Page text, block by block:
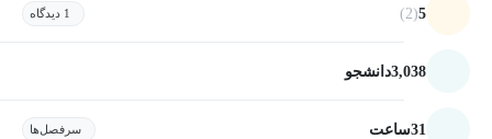
5
(2) 1 دیدگاه
3,038دانشجو
31ساعت سرفصل‌ها